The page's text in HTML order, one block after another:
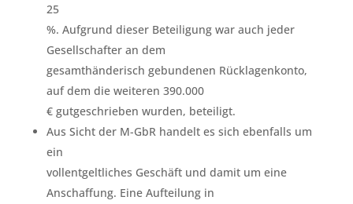
25
%. Aufgrund dieser Beteiligung war auch jeder
Gesellschafter an dem
gesamthänderisch gebundenen Rücklagenkonto,
auf dem die weiteren 390.000
€ gutgeschrieben wurden, beteiligt.
Aus Sicht der M-GbR handelt es sich ebenfalls um
ein
vollentgeltliches Geschäft und damit um eine
Anschaffung. Eine Aufteilung in